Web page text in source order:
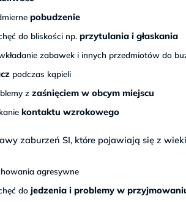
pobudzenie
do bliskości np.przytulania i głaskania
zabawek i innych przedmiotów do
podczas kąpieli
z zaśnięciem w obcym miejscu
kontaktu wzrokowego
zaburzeń SI, które pojawiają się z
agresywne
do jedzenia i problemy w